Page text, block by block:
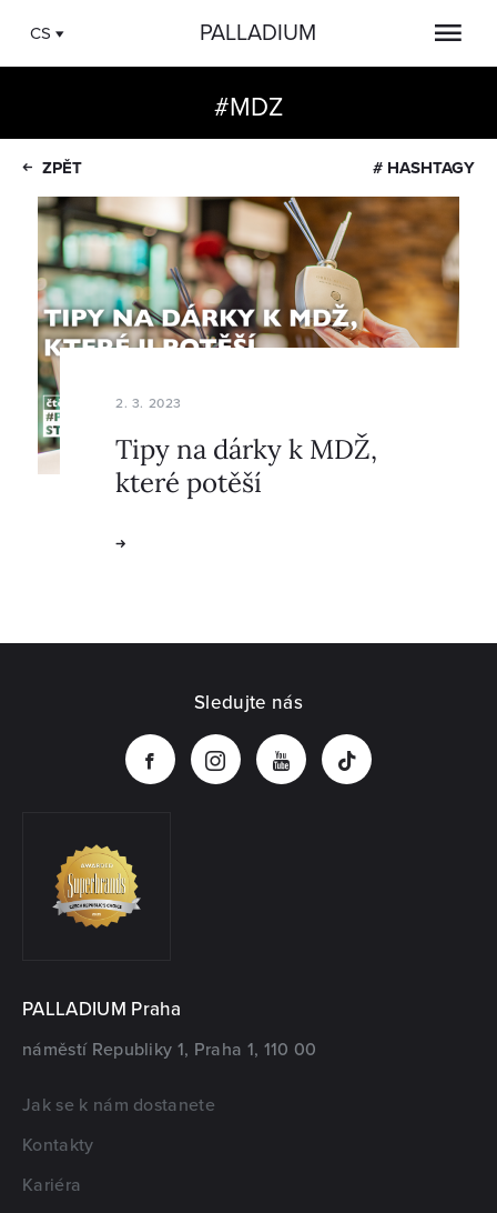
CS PALLADIUM
ZPĚT
#MDZ
# HASHTAGY
2. 3. 2023
Tipy na dárky k MDŽ,
které potěší
PALLADIUM Praha
náměstí Republiky 1, Praha 1, 110 00
Jak se k nám dostanete
Kontakty
Kariéra
Sledujte nás